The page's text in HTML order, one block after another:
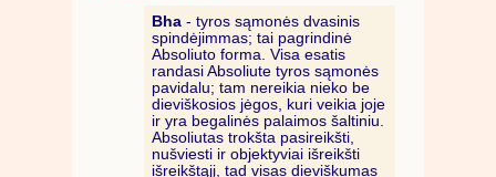
Bha- tyros sąmonės dvasinis
spindėjimmas; tai pagrindinė
Absoliuto forma. Visa esatis
randasi Absoliute tyros sąmonės
pavidalu; tam nereikia nieko be
dieviškosios jėgos, kuri veikia joje
ir yra begalinės palaimos šaltiniu.
Absoliutas trokšta pasireikšti,
nušviesti ir objektyviai išreikšti
išreikštąjį, tad visas dieviškumas